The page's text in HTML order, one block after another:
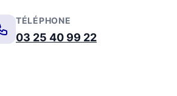
TÉLÉPHONE
03 25 40 99 22